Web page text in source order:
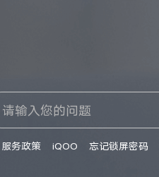
服务政策 iQOO 忘记锁屏密码